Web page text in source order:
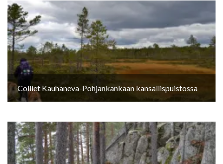
Colliet Kauhaneva-Pohjankankaan kansallispuistossa